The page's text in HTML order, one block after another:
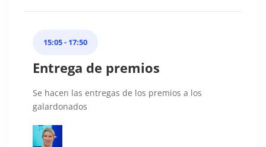
15:05 - 17:50
Entrega de premios
Se hacen las entregas de los premios a los
galardonados